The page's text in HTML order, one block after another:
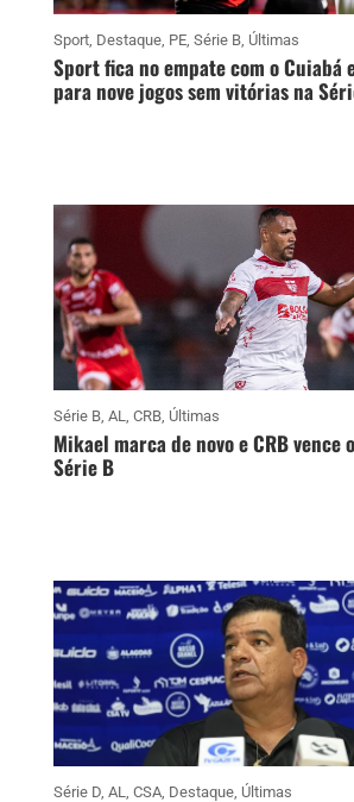
Sport, Destaque, PE, Série B, Últimas
Sport fica no empate com o Cuiabá
para nove jogos sem vitórias na
Série B, AL CRB, Últimas
Mikael marca de novo e CRB vence
Série B
Série D, AL CSA, Destaque, Últimas